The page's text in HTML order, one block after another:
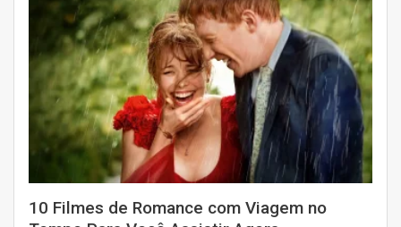
10 Filmes de Romance com Viagem no